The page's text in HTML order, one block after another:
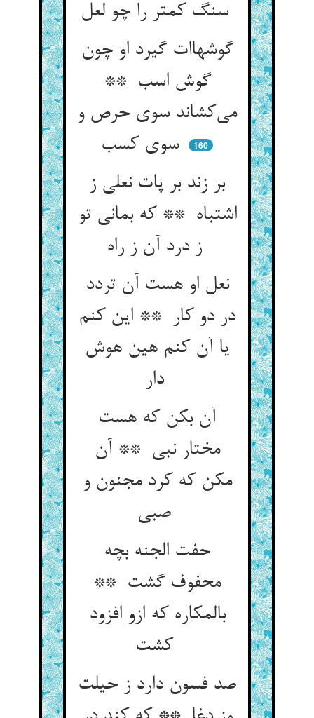
سنگ کمتر را چو لعل
گوشهاات گیرد او چون
گوش اسب **
می‌کشاند سوی حرص و
سوی کسب
160
بر زند بر پات نعلی ز
اشتباه ** که بمانی تو
نعل او هست آن تردد
در دو کار ** این کنم
یا آن کنم هین هوش
دار
آن بکن که هست
مختار نبی ** آن
مکن که کرد مجنون و
حفت الجنه بچه
محفوف گشت **
بالمکاره که ازو افزود
صد فسون دارد ز حیلت